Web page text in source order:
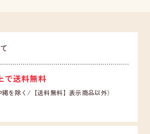
で送料無料
を除く/【送料無料】表示商品以外）